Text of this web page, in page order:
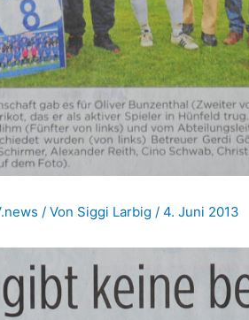
/ Von Siggi Larbig/4. Juni 2013